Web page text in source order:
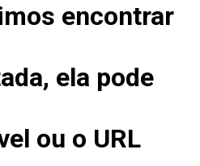
encontrar
ela pode
ou o URL